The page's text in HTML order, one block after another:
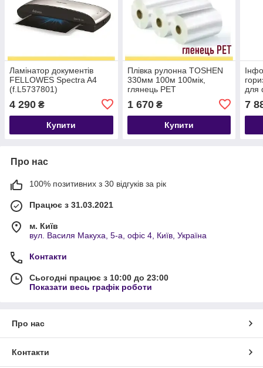
Ламінатор документів
FELLOWES Spectra A4
(f.L5737801)
4 290 ₴
Купити
Плівка рулонна TOSHEN
330мм 100м 100мік,
глянець PET
1 670₴
Купити
для
Н-
7
Про нас
100% позитивних з 30 відгуків за рік
Працює з 31.03.2021
м. Київ
вул. Василя Макуха, 5-а, офіс 4, Київ, Україна
Контакти
Сьогодні працює з 10:00 до 23:00
Показати весь графік роботи
Про нас
Контакти